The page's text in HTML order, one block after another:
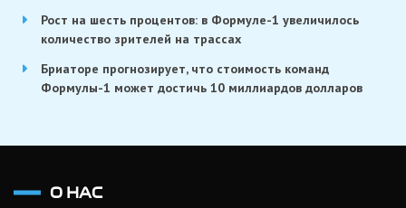
Рост на шесть процентов: в Формуле-1 увеличилось
количество зрителей на трассах
Бриаторе прогнозирует, что стоимость команд
Формулы-1 может достичь 10 миллиардов долларов
О НАС